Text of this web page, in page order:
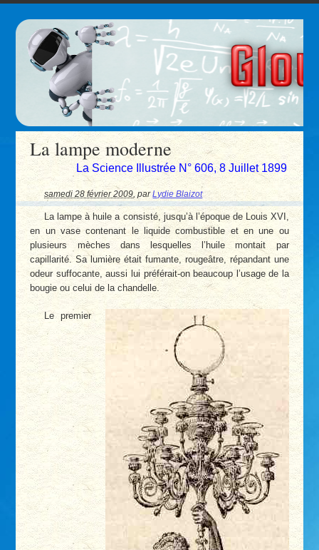
La lampe moderne
La Science Illustrée N° 606, 8 Juillet 1899
samedi 28 février 2009,parLydie Blaizot
La lampe à huile a consisté, jusqu’à l’époque de Louis XVI,
en un vase contenant le liquide combustible et en une ou
plusieurs mèches dans lesquelles l’huile montait par
capillarité. Sa lumière était fumante, rougeâtre, répandant une
odeur suffocante, aussi lui préférait-on beaucoup l’usage de la
bougie ou celui de la chandelle.
Le premier